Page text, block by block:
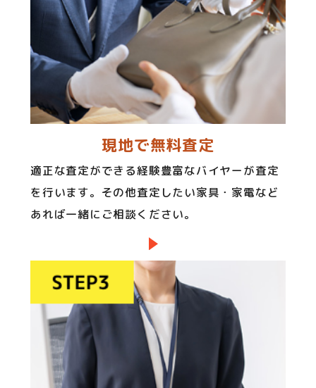
現地で無料査定
適正な査定ができる経験豊富なバイヤーが査定
を行います。その他査定したい家具・家電など
あれば一緒にご相談ください。